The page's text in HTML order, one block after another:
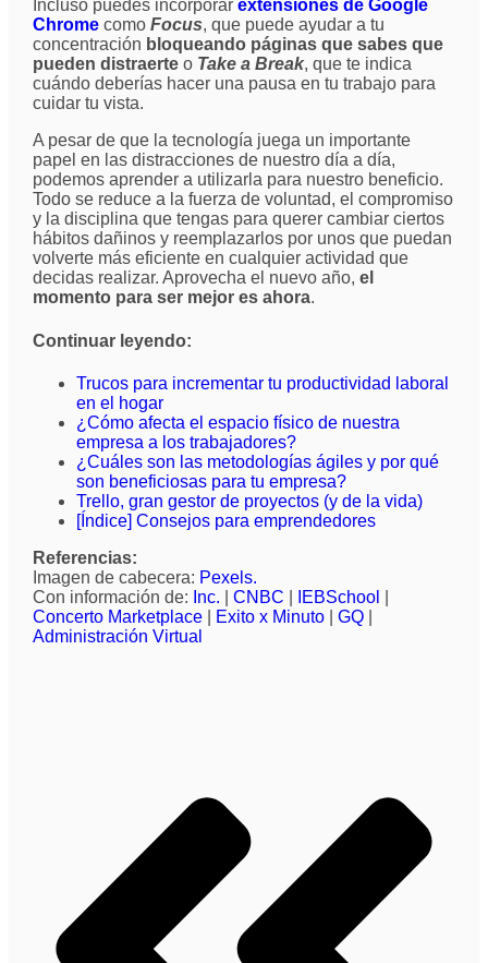
Incluso puedes incorporar extensiones de Google
Chromecomo Focus, que puede ayudar a tu
concentración bloqueando páginas que sabes que
pueden distraerteo Take a Break, que te indica
cuándo deberías hacer una pausa en tu trabajo para
cuidar tu vista.
A pesar de que la tecnología juega un importante
papel en las distracciones de nuestro día a día,
podemos aprender a utilizarla para nuestro beneficio.
Todo se reduce a la fuerza de voluntad, el compromiso
y la disciplina que tengas para querer cambiar ciertos
hábitos dañinos y reemplazarlos por unos que puedan
volverte más eficiente en cualquier actividad que
decidas realizar. Aprovecha el nuevo año, el
momento para ser mejor es ahora.
Continuar leyendo:
Trucos para incrementar tu productividad laboral
en el hogar
¿Cómo afecta el espacio físico de nuestra
empresa a los trabajadores?
¿Cuáles son las metodologías ágiles y por qué
son beneficiosas para tu empresa?
Trello, gran gestor de proyectos (y de la vida)
[Índice] Consejos para emprendedores
Referencias:
Imagen de cabecera: Pexels.
Con información de: Inc. CNBC IEBSchool
Concerto Marketplace| Exito x Minuto| GQ|
Administración Virtual